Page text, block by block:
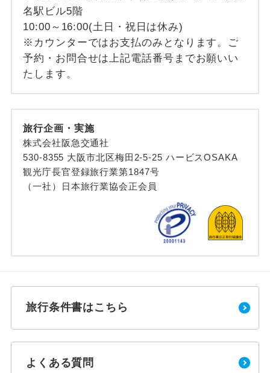
名駅ビル5階
10:00～16:00(土日・祝日は休み)
※カウンターではお支払のみとなります。ご
予約・お問合せは上記電話番号までお願いい
たします。
旅行企画・実施
株式会社阪急交通社
530-8355 大阪市北区梅田2-5-25 ハービスOSAKA
観光庁長官登録旅行業第1847号
（一社）日本旅行業協会正会員
旅行条件書はこちら
よくある質問